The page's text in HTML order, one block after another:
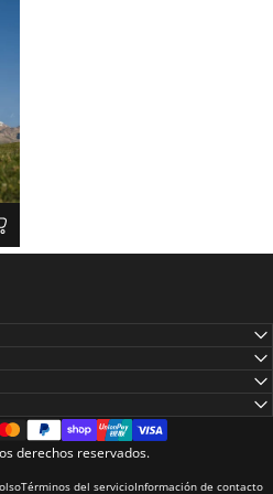
derechos reservados.
Términos del servicioInformación de contacto